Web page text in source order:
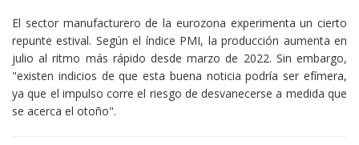
El sector manufacturero de la eurozona experimenta un cierto
repunte estival. Según el índice PMI, la producción aumenta en
julio al ritmo más rápido desde marzo de 2022. Sin embargo,
"existen indicios de que esta buena noticia podría ser efímera,
ya que el impulso corre el riesgo de desvanecerse a medida que
se acerca el otoño".